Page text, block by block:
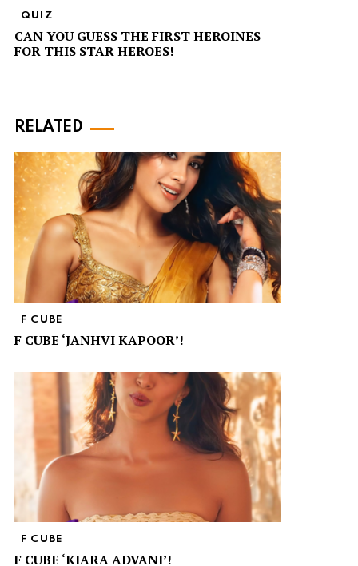
QUIZ
CAN YOU GUESS THE FIRST HEROINES
FOR THIS STAR HEROES!
RELATED
F CUBE
F CUBE ‘JANHVI KAPOOR’!
F CUBE
F CUBE ‘KIARA ADVANI’!